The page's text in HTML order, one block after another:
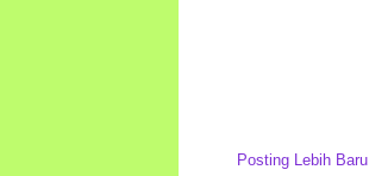
Posting Lebih Baru